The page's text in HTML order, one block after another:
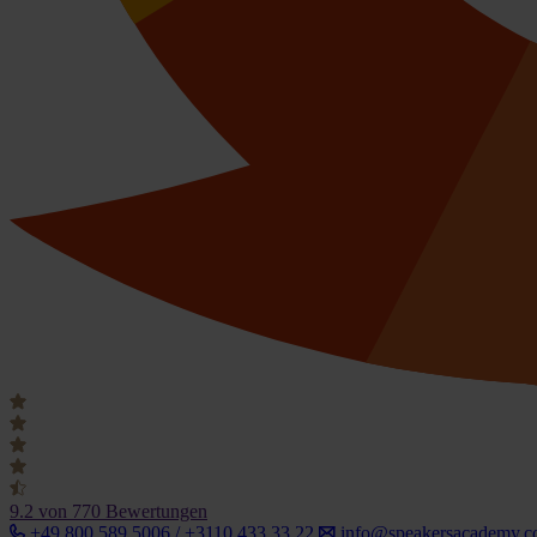
9.2 von 770 Bewertungen
+49 800 589 5006 / +3110 433 33 22